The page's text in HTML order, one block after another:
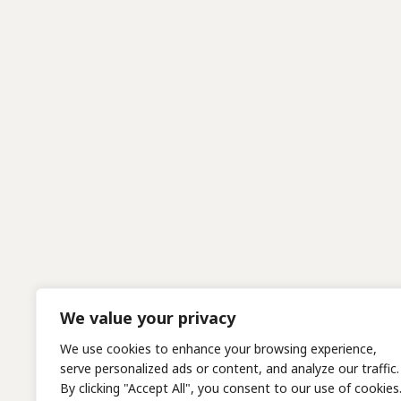
We value your privacy
We use cookies to enhance your browsing experience,
serve personalized ads or content, and analyze our traffic.
By clicking "Accept All", you consent to our use of cookies.